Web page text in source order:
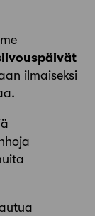
ilmaiseksi